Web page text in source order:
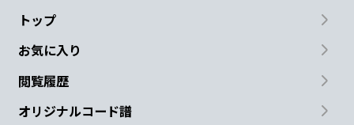
トップ
お気に入り
閲覧履歴
オリジナルコード譜